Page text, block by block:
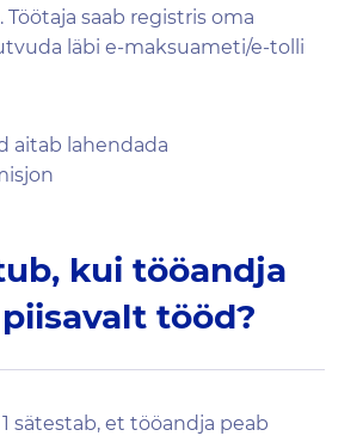
Töötaja saab registris oma
läbi e-maksuameti/e-tolli
kui tööandja
tööd?
1 sätestab, et tööandja peab